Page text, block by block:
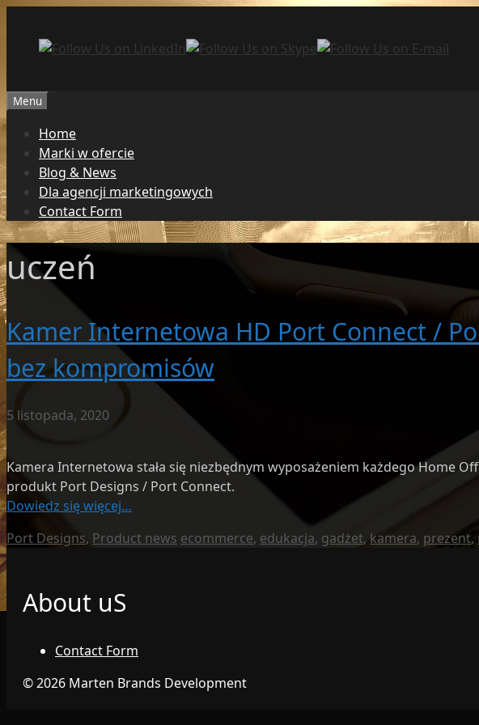
treści
Menu
Home
Marki w ofercie
Blog & News
Dla agencji marketingowych
Contact Form
uczeń
Kamer Internetowa HD Port Connect /
bez kompromisów
5 listopada, 2020
Kamera Internetowa stała się niezbędnym wyposażeniem każdego Home
produkt Port Designs / Port Connect.
Dowiedz się więcej…
Kategorie
Port Designs, Product news Tagi
ecommerce, edukacja, gadżet, kamera, prezent,
About uS
Contact Form
© 2026 Marten Brands Development